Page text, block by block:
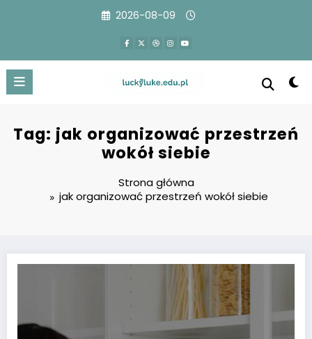
2026-08-09
Tag: jak organizować przestrzeń
wokół siebie
Strona główna
jak organizować przestrzeń wokół siebie